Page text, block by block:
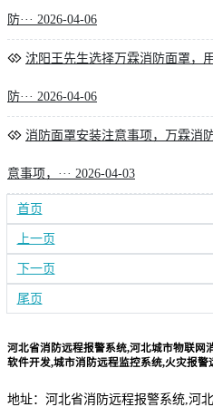
防··· 2026-04-06
沈阳王先生选择万霖消防面罩，
防··· 2026-04-06
消防面罩安装注意事项，万霖消
意事项，··· 2026-04-03
首页
上一页
下一页
尾页
河北省消防远程报警系统,河北城市物联网
软件开发,城市消防远程监控系统,火灾报
地址：河北省消防远程报警系统,河